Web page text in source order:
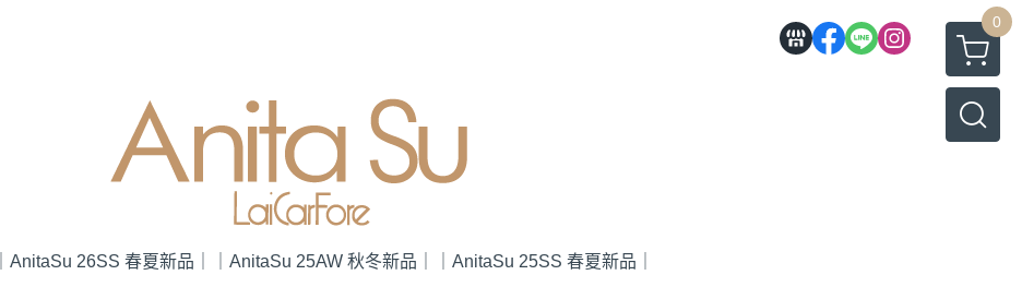
0
｜AnitaSu 26SS 春夏新品｜ ｜AnitaSu 25AW 秋冬新品｜ ｜AnitaSu 25SS 春夏新品｜